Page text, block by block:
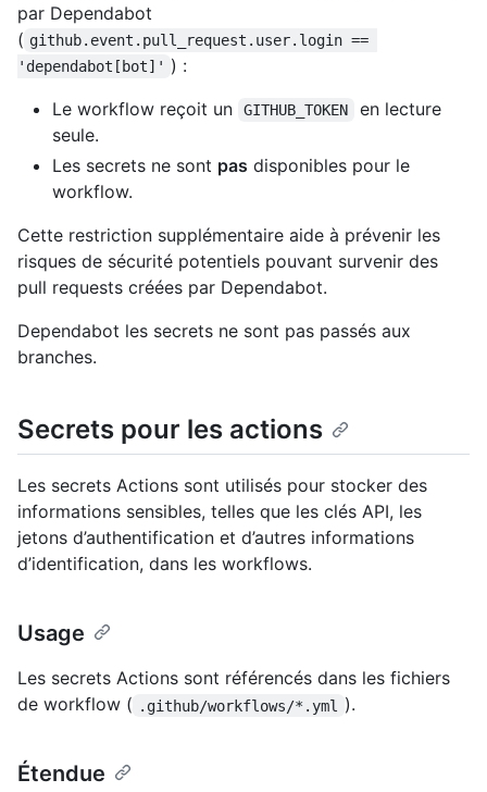
par Dependabot
( github.event.pull_request.user.login ==
'dependabot[bot]' ) :
Le workflow reçoit un
GITHUB_TOKEN
en lecture
seule.
Les secrets ne sont pas disponibles pour le
workflow.
Cette restriction supplémentaire aide à prévenir les
risques de sécurité potentiels pouvant survenir des
pull requests créées par Dependabot.
Dependabot les secrets ne sont pas passés aux
branches.
Secrets pour les actions
Les secrets Actions sont utilisés pour stocker des
informations sensibles, telles que les clés API, les
jetons d’authentification et d’autres informations
d’identification, dans les workflows.
Usage
Les secrets Actions sont référencés dans les fichiers
de workflow ( .github/workflows/*.yml ).
Étendue